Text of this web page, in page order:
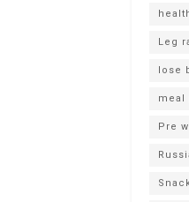
Leg
lose
meal
Pre